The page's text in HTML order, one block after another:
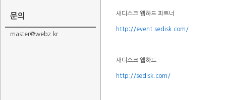
문의
master@webz.kr
새디스크 웹하드 파트너
http://event.sedisk.com/
새디스크 웹하드
http://sedisk.com/